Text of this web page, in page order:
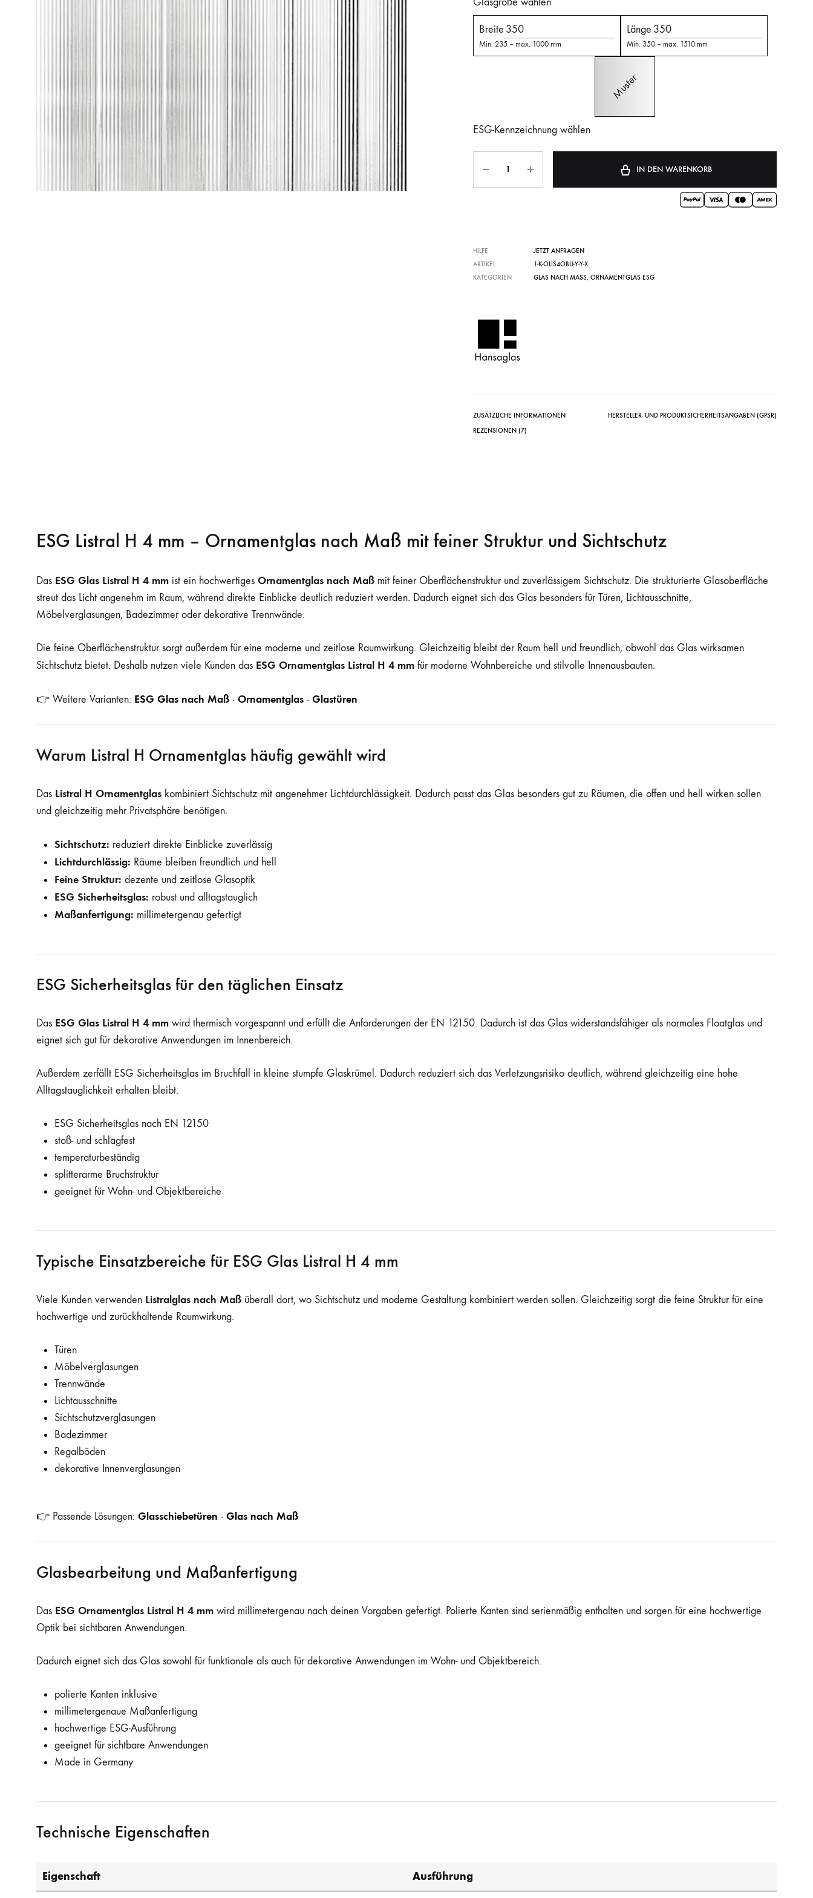
Breite
Min. 235 – max. 1000 mm
Länge
Min. 350 – max. 1510 mm
ESG-Kennzeichnung wählen
IN DEN WARENKORB
HILFE
JETZT ANFRAGEN
ARTIKEL
1-K-OLIS4OBU-Y-Y-X
KATEGORIEN
GLAS NACH MASS , ORNAMENTGLAS ESG
ZUSÄTZLICHE INFORMATIONEN
HERSTELLER- UND PRODUKTSICHERHEITSANGABEN (GPSR)
REZENSIONEN (7)
ESG Listral H 4 mm – Ornamentglas nach Maß mit feiner Struktur und Sichtschutz
Das ESG Glas Listral H 4 mm ist ein hochwertiges Ornamentglas nach Maß mit feiner Oberflächenstruktur und zuverlässigem Sichtschutz. Die strukturierte Glasoberfläche
streut das Licht angenehm im Raum, während direkte Einblicke deutlich reduziert werden. Dadurch eignet sich das Glas besonders für Türen, Lichtausschnitte,
Möbelverglasungen, Badezimmer oder dekorative Trennwände.
Die feine Oberflächenstruktur sorgt außerdem für eine moderne und zeitlose Raumwirkung. Gleichzeitig bleibt der Raum hell und freundlich, obwohl das Glas wirksamen
Sichtschutz bietet. Deshalb nutzen viele Kunden das ESG Ornamentglas Listral H 4 mm für moderne Wohnbereiche und stilvolle Innenausbauten.
👉 Weitere Varianten: ESG Glas nach Maß · Ornamentglas · Glastüren
Warum Listral H Ornamentglas häufig gewählt wird
Das Listral H Ornamentglas kombiniert Sichtschutz mit angenehmer Lichtdurchlässigkeit. Dadurch passt das Glas besonders gut zu Räumen, die offen und hell wirken sollen
und gleichzeitig mehr Privatsphäre benötigen.
Sichtschutz: reduziert direkte Einblicke zuverlässig
Lichtdurchlässig: Räume bleiben freundlich und hell
Feine Struktur: dezente und zeitlose Glasoptik
ESG Sicherheitsglas: robust und alltagstauglich
Maßanfertigung: millimetergenau gefertigt
ESG Sicherheitsglas für den täglichen Einsatz
Das ESG Glas Listral H 4 mm wird thermisch vorgespannt und erfüllt die Anforderungen der EN 12150. Dadurch ist das Glas widerstandsfähiger als normales Floatglas und
eignet sich gut für dekorative Anwendungen im Innenbereich.
Außerdem zerfällt ESG Sicherheitsglas im Bruchfall in kleine stumpfe Glaskrümel. Dadurch reduziert sich das Verletzungsrisiko deutlich, während gleichzeitig eine hohe
Alltagstauglichkeit erhalten bleibt.
ESG Sicherheitsglas nach EN 12150
stoß- und schlagfest
temperaturbeständig
splitterarme Bruchstruktur
geeignet für Wohn- und Objektbereiche
Typische Einsatzbereiche für ESG Glas Listral H 4 mm
Viele Kunden verwenden Listralglas nach Maß überall dort, wo Sichtschutz und moderne Gestaltung kombiniert werden sollen. Gleichzeitig sorgt die feine Struktur für eine
hochwertige und zurückhaltende Raumwirkung.
Türen
Möbelverglasungen
Trennwände
Lichtausschnitte
Sichtschutzverglasungen
Badezimmer
Regalböden
dekorative Innenverglasungen
👉 Passende Lösungen: Glasschiebetüren · Glas nach Maß
Glasbearbeitung und Maßanfertigung
Das ESG Ornamentglas Listral H 4 mm wird millimetergenau nach deinen Vorgaben gefertigt. Polierte Kanten sind serienmäßig enthalten und sorgen für eine hochwertige
Optik bei sichtbaren Anwendungen.
Dadurch eignet sich das Glas sowohl für funktionale als auch für dekorative Anwendungen im Wohn- und Objektbereich.
polierte Kanten inklusive
millimetergenaue Maßanfertigung
hochwertige ESG-Ausführung
geeignet für sichtbare Anwendungen
Made in Germany
Technische Eigenschaften
Eigenschaft Ausführung